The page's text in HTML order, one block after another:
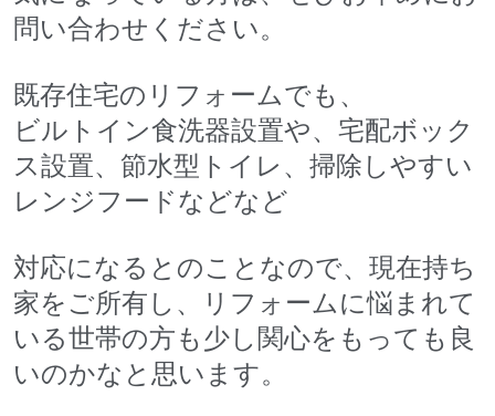
問い合わせください。
既存住宅のリフォームでも、
ビルトイン食洗器設置や、宅配ボック
ス設置、節水型トイレ、掃除しやすい
レンジフードなどなど
対応になるとのことなので、現在持ち
家をご所有し、リフォームに悩まれて
いる世帯の方も少し関心をもっても良
いのかなと思います。